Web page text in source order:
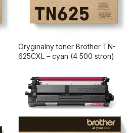
Oryginalny toner Brother TN-
625CXL – cyan (4 500 stron)